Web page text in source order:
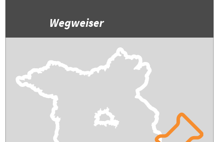
Wegweiser